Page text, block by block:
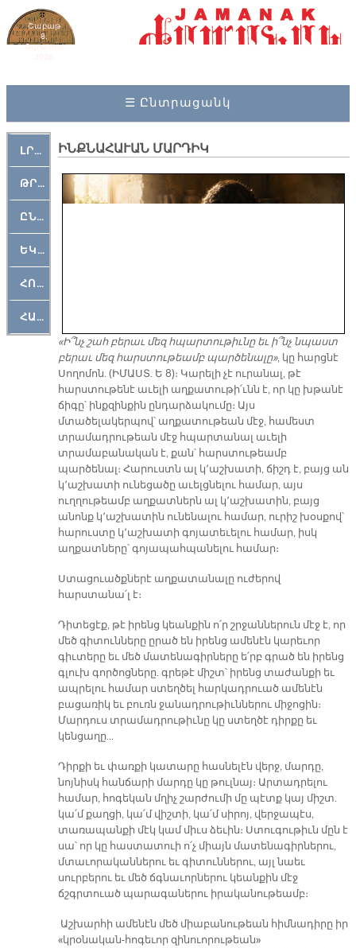
Շաբաթ
8,
Օգոստոս
☰ Ընտրացանկ
ԼՐԱՀՈՍ
ԹՐՔԱՀԱՅ ԿԵԱՆՔ
ԸՆԿԵՐԱՄՇԱԿՈՒԹԱՅԻՆ
ԵԿԵՂԵՑԱԿԱՆ
ՀՈԳԵՄՏԱՒՈՐ
ՀԱՐԹԱԿ
ԻՆՔՆԱՀԱՒԱՆ ՄԱՐԴԻԿ
«Ի՞նչ շահ բերաւ մեզ հպարտութիւնը եւ ի՞նչ նպաստ
բերաւ մեզ հարստութեամբ պարծենալը», կը հարցնէ
Սողոմոն. (ԻՄԱՍՏ. Ե 8)։ Կարելի չէ ուրանալ, թէ
հարստութենէ աւելի աղքատութի՛ւնն է, որ կը խթանէ
ճիգը՝ ինքզինքին ընդարձակումը։ Այս
մտածելակերպով՝ աղքատութեան մէջ, համեստ
տրամադրութեան մէջ հպարտանալ աւելի
տրամաբանական է, քան՝ հարստութեամբ
պարծենալ։ Հարուստն ալ կ՚աշխատի, ճիշդ է, բայց ան
կ՚աշխատի ունեցածը աւելցնելու համար, այս
ուղղութեամբ աղքատներն ալ կ՚աշխատին, բայց
անոնք կ՚աշխատին ունենալու համար, ուրիշ խօսքով՝
հարուստը կ՚աշխատի գոյատեւելու համար, իսկ
աղքատները՝ գոյապահպանելու համար։
Ստացուածքներէ աղքատանալը ուժերով
հարստանա՛լ է։
Դիտեցէք, թէ իրենց կեանքին ո՛ր շրջաններուն մէջ է, որ
մեծ գիտունները ըրած են իրենց ամենէն կարեւոր
գիւտերը եւ մեծ մատենագիրները ե՛րբ գրած են իրենց
գլուխ գործոցները. գրեթէ միշտ՝ իրենց տաժանքի եւ
ապրելու համար ստեղծել հարկադրուած ամենէն
բացառիկ եւ բուռն ջանադրութիւններու միջոցին։
Մարդուս տրամադրութիւնը կը ստեղծէ դիրքը եւ
կենցաղը…
Դիրքի եւ փառքի կատարը հասնելէն վերջ, մարդը,
նոյնիսկ հանճարի մարդը կը թուլնայ։ Արտադրելու
համար, հոգեկան մղիչ շարժումի մը պէտք կայ միշտ.
կա՛մ քաղցի, կա՛մ վիշտի, կա՛մ սիրոյ, վերջապէս,
տառապանքի մէկ կամ միւս ձեւին։ Ստուգութիւն մըն է
սա՝ որ կը հաստատուի ո՛չ միայն մատենագիրներու,
մտաւորականներու եւ գիտուններու, այլ նաեւ
սուրբերու եւ մեծ ճգնաւորներու կեանքին մէջ
ճշգրտուած պարագաներու իրականութեամբ։
Աշխարհի ամենէն մեծ միաբանութեան հիմնադիրը իր
«կրօնական-հոգեւոր զինուորութեան»